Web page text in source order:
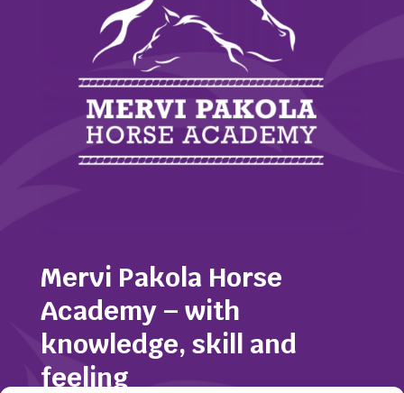
Mervi Pakola Horse
Academy – with
knowledge, skill and
feeling